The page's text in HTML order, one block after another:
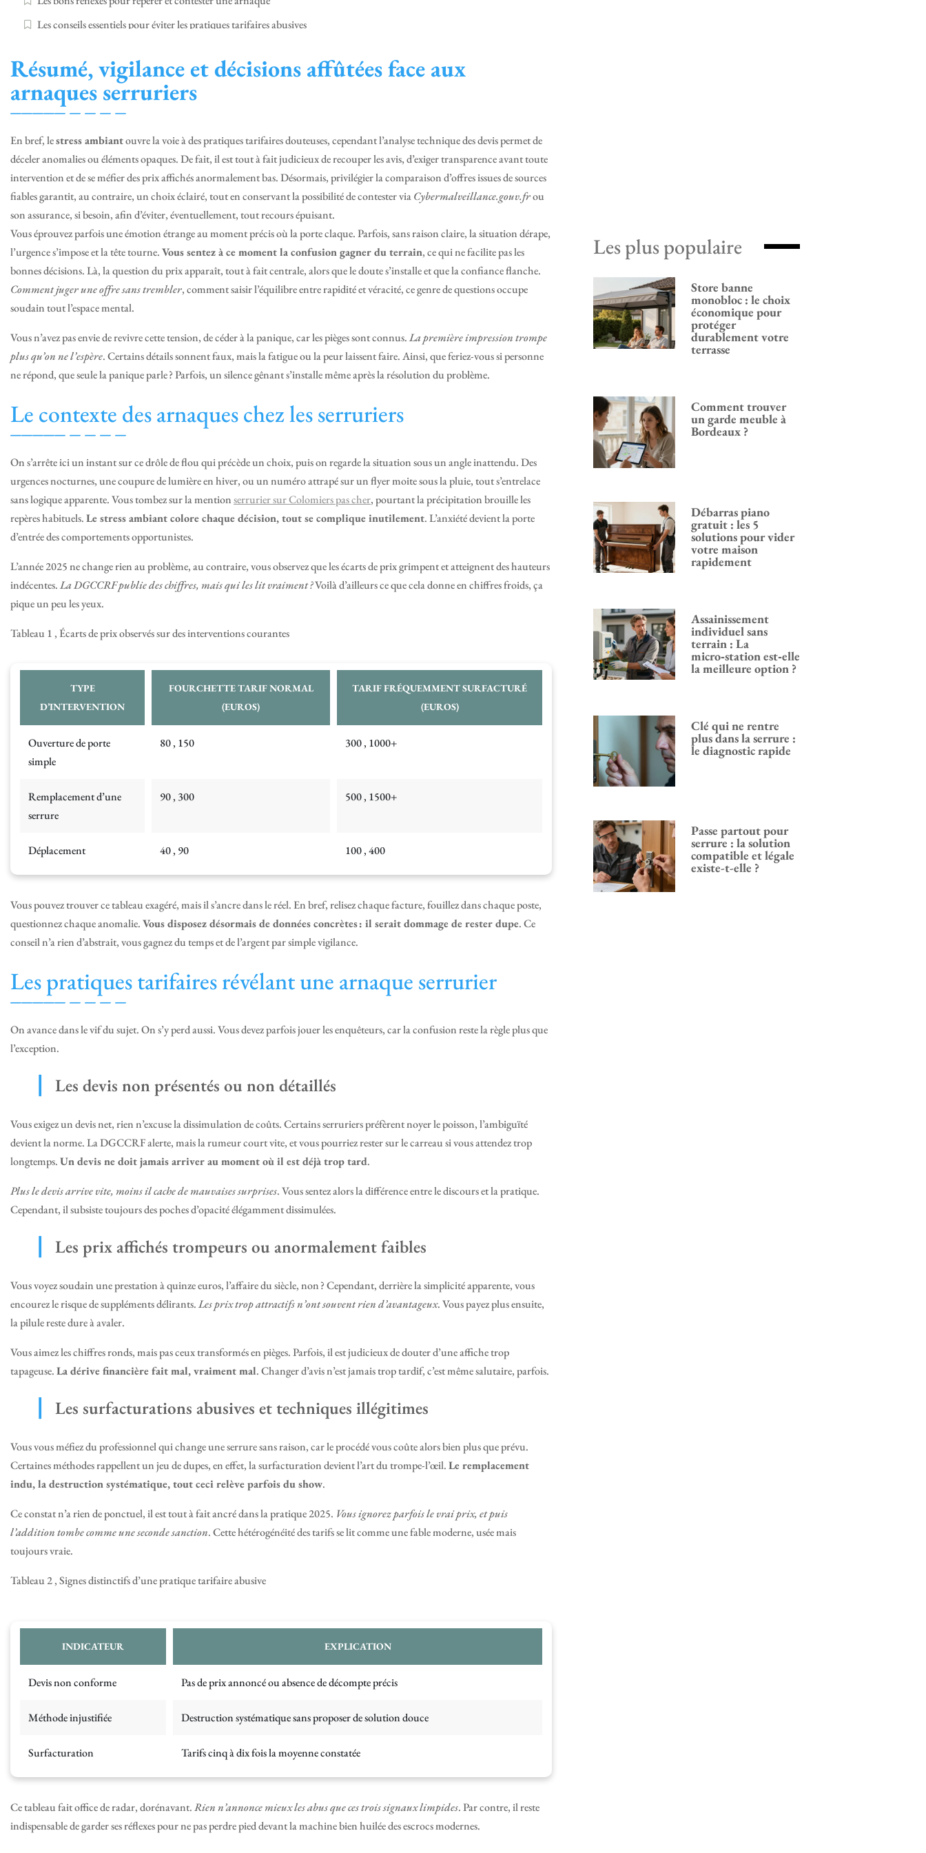
Les conseils essentiels pour éviter les pratiques tarifaires abusives
Résumé, vigilance et décisions affûtées face aux
arnaques serruriers
En bref, lestress ambiantouvre la voie à des pratiques tarifaires douteuses, cependant l’analyse technique des devis permet de
déceler anomalies ou éléments opaques. De fait, il est tout à fait judicieux de recouper les avis, d’exiger transparence avant toute
intervention et de se méfier des prix affichés anormalement bas. Désormais, privilégier la comparaison d’offres issues de sources
fiables garantit, au contraire, un choix éclairé, tout en conservant la possibilité de contester viaCybermalveillance.gouv.frou
son assurance, si besoin, afin d’éviter, éventuellement, tout recours épuisant.
Vous éprouvez parfois une émotion étrange au moment précis où la porte claque. Parfois, sans raison claire, la situation dérape,
l’urgence s’impose et la tête tourne.Vous sentez à ce moment la confusion gagner du terrain, ce qui ne facilite pas les
bonnes décisions. Là, la question du prix apparaît, tout à fait centrale, alors que le doute s’installe et que la confiance flanche.
Comment juger une offre sans trembler, comment saisir l’équilibre entre rapidité et véracité, ce genre de questions occupe
soudain tout l’espace mental.
Vous n’avez pas envie de revivre cette tension, de céder à la panique, car les pièges sont connus.La première impression trompe
plus qu’on ne l’espère. Certains détails sonnent faux, mais la fatigue ou la peur laissent faire. Ainsi, que feriez-vous si personne
ne répond, que seule la panique parle ? Parfois, un silence gênant s’installe même après la résolution du problème.
Le contexte des arnaques chez les serruriers
On s’arrête ici un instant sur ce drôle de flou qui précède un choix, puis on regarde la situation sous un angle inattendu. Des
urgences nocturnes, une coupure de lumière en hiver, ou un numéro attrapé sur un flyer moite sous la pluie, tout s’entrelace
sans logique apparente. Vous tombez sur la mentionserrurier sur Colomiers pas cher, pourtant la précipitation brouille les
repères habituels.Le stress ambiant colore chaque décision, tout se complique inutilement. L’anxiété devient la porte
d’entrée des comportements opportunistes.
L’année 2025 ne change rien au problème, au contraire, vous observez que les écarts de prix grimpent et atteignent des hauteurs
indécentes.La DGCCRF publie des chiffres, mais qui les lit vraiment ?Voilà d’ailleurs ce que cela donne en chiffres froids, ça
pique un peu les yeux.
Tableau 1 , Écarts de prix observés sur des interventions courantes
TYPE
D’INTERVENTION
FOURCHETTE TARIF NORMAL
(EUROS)
TARIF FRÉQUEMMENT SURFACTURÉ
(EUROS)
Ouverture de porte
simple
80 , 150 300 , 1000+
Remplacement d’une
serrure
90 , 300 500 , 1500+
Déplacement 40 , 90 100 , 400
Vous pouvez trouver ce tableau exagéré, mais il s’ancre dans le réel. En bref, relisez chaque facture, fouillez dans chaque poste,
questionnez chaque anomalie.Vous disposez désormais de données concrètes : il serait dommage de rester dupe. Ce
conseil n’a rien d’abstrait, vous gagnez du temps et de l’argent par simple vigilance.
Les pratiques tarifaires révélant une arnaque serrurier
On avance dans le vif du sujet. On s’y perd aussi. Vous devez parfois jouer les enquêteurs, car la confusion reste la règle plus que
l’exception.
Les devis non présentés ou non détaillés
Vous exigez un devis net, rien n’excuse la dissimulation de coûts. Certains serruriers préfèrent noyer le poisson, l’ambiguïté
devient la norme. La DGCCRF alerte, mais la rumeur court vite, et vous pourriez rester sur le carreau si vous attendez trop
longtemps.Un devis ne doit jamais arriver au moment où il est déjà trop tard.
Plus le devis arrive vite, moins il cache de mauvaises surprises. Vous sentez alors la différence entre le discours et la pratique.
Cependant, il subsiste toujours des poches d’opacité élégamment dissimulées.
Les prix affichés trompeurs ou anormalement faibles
Vous voyez soudain une prestation à quinze euros, l’affaire du siècle, non ? Cependant, derrière la simplicité apparente, vous
encourez le risque de suppléments délirants.Les prix trop attractifs n’ont souvent rien d’avantageux. Vous payez plus ensuite,
la pilule reste dure à avaler.
Vous aimez les chiffres ronds, mais pas ceux transformés en pièges. Parfois, il est judicieux de douter d’une affiche trop
tapageuse.La dérive financière fait mal, vraiment mal. Changer d’avis n’est jamais trop tardif, c’est même salutaire, parfois.
Les surfacturations abusives et techniques illégitimes
Vous vous méfiez du professionnel qui change une serrure sans raison, car le procédé vous coûte alors bien plus que prévu.
Certaines méthodes rappellent un jeu de dupes, en effet, la surfacturation devient l’art du trompe-l’œil.Le remplacement
indu, la destruction systématique, tout ceci relève parfois du show.
Ce constat n’a rien de ponctuel, il est tout à fait ancré dans la pratique 2025. Vous ignorez parfois le vrai prix, et puis
l’addition tombe comme une seconde sanction. Cette hétérogénéité des tarifs se lit comme une fable moderne, usée mais
toujours vraie.
Tableau 2 , Signes distinctifs d’une pratique tarifaire abusive
INDICATEUR EXPLICATION
Devis non conforme Pas de prix annoncé ou absence de décompte précis
Méthode injustifiée Destruction systématique sans proposer de solution douce
Surfacturation Tarifs cinq à dix fois la moyenne constatée
Ce tableau fait office de radar, dorénavant.Rien n’annonce mieux les abus que ces trois signaux limpides. Par contre, il reste
indispensable de garder ses réflexes pour ne pas perdre pied devant la machine bien huilée des escrocs modernes.
Les plus populaire
Store banne
monobloc : le choix
économique pour
protéger
durablement votre
terrasse
Comment trouver
un garde meuble à
Bordeaux ?
Débarras piano
gratuit : les 5
solutions pour vider
votre maison
rapidement
Assainissement
individuel sans
terrain : La
micro‑station est‑elle
la meilleure option ?
Clé qui ne rentre
plus dans la serrure :
le diagnostic rapide
Passe partout pour
serrure : la solution
compatible et légale
existe-t-elle ?